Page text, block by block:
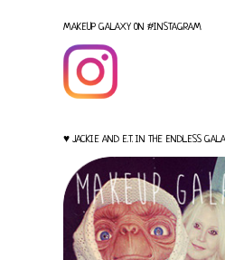
MAKEUP GALAXY ON #INSTAGRAM
♥ JACKIE AND E.T. IN THE ENDLESS